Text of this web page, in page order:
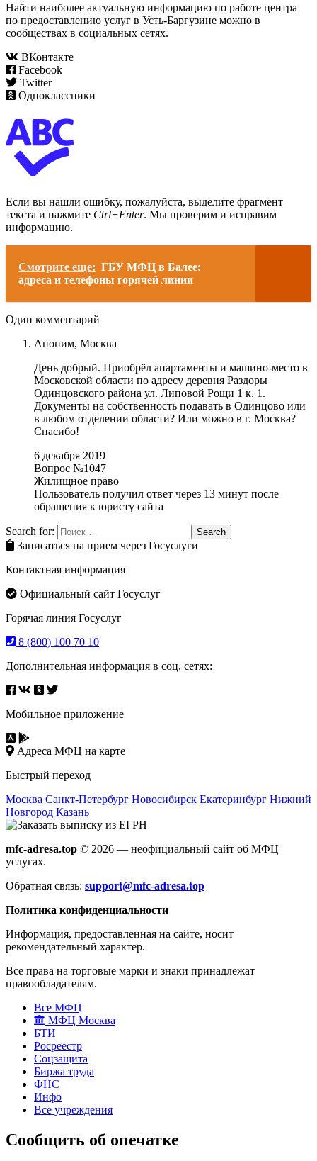
Найти наиболее актуальную информацию по работе центра
по предоставлению услуг в Усть-Баргузине можно в
сообществах в социальных сетях.
ВКонтакте
Facebook
Twitter
Одноклассники
Если вы нашли ошибку, пожалуйста, выделите фрагмент
текста и нажмите Ctrl+Enter. Мы проверим и исправим
информацию.
Смотрите еще: ГБУ МФЦ в Балее:
адреса и телефоны горячей линии
Один комментарий
Аноним, Москва
День добрый. Приобрёл апартаменты и машино-место в
Московской области по адресу деревня Раздоры
Одинцовского района ул. Липовой Рощи 1 к. 1.
Документы на собственность подавать в Одинцово или
в любом отделении области? Или можно в г. Москва?
Спасибо!
6 декабря 2019
Вопрос №1047
Жилищное право
Пользователь получил ответ через 13 минут после
обращения к юристу сайта
Search for: Search
Записаться на прием через Госуслуги
Контактная информация
Официальный сайт Госуслуг
Горячая линия Госуслуг
8 (800) 100 70 10
Дополнительная информация в соц. сетях:
Мобильное приложение
Адреса МФЦ на карте
Быстрый переход
Москва Санкт-Петербург Новосибирск Екатеринбург Нижний
Новгород Казань
mfc-adresa.top © 2026 — неофициальный сайт об МФЦ
услугах.
Обратная связь: support@mfc-adresa.top
Политика конфиденциальности
Информация, предоставленная на сайте, носит
рекомендательный характер.
Все права на торговые марки и знаки принадлежат
правообладателям.
Все МФЦ
МФЦ Москва
БТИ
Росреестр
Соцзащита
Биржа труда
ФНС
Инфо
Все учреждения
Сообщить об опечатке